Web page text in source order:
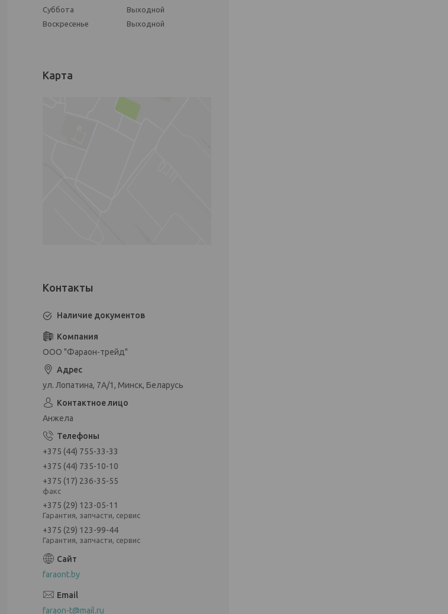
Суббота
Выходной
Воскресенье
Выходной
Карта
Наличие документов
ООО "Фараон-трейд"
ул. Лопатина, 7А/1, Минск, Беларусь
Анжела
+375 (44) 755-33-33
+375 (44) 735-10-10
+375 (17) 236-35-55
факс
+375 (29) 123-05-11
Гарантия, запчасти, сервис
+375 (29) 123-99-44
Гарантия, запчасти, сервис
faraont.by
faraon-t@mail.ru